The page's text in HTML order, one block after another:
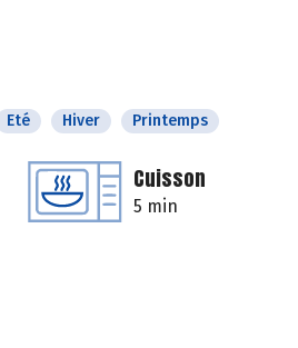
Eté Hiver Printemps
Cuisson
5 min